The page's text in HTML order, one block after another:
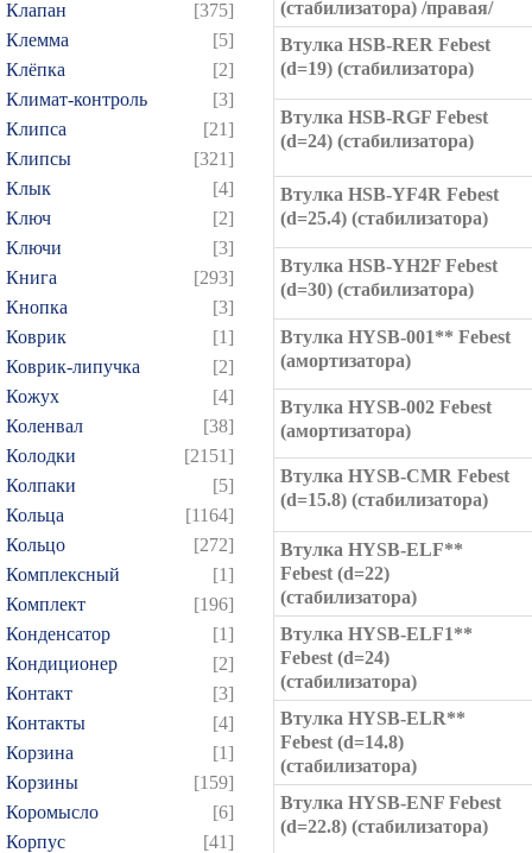
Клапан
[375]
Клемма
[5]
Клёпка
[2]
Климат-контроль
[3]
Клипса
[21]
Клипсы
[321]
Клык
[4]
Ключ
[2]
Ключи
[3]
Книга
[293]
Кнопка
[3]
Коврик
[1]
Коврик-липучка
[2]
Кожух
[4]
Коленвал
[38]
Колодки
[2151]
Колпаки
[5]
Кольца
[1164]
Кольцо
[272]
Комплексный
[1]
Комплект
[196]
Конденсатор
[1]
Кондиционер
[2]
Контакт
[3]
Контакты
[4]
Корзина
[1]
Корзины
[159]
Коромысло
[6]
Корпус
[41]
(стабилизатора) /правая/
Втулка HSB-RER Febest
(d=19) (стабилизатора)
Втулка HSB-RGF Febest
(d=24) (стабилизатора)
Втулка HSB-YF4R Febest
(d=25.4) (стабилизатора)
Втулка HSB-YH2F Febest
(d=30) (стабилизатора)
Втулка HYSB-001** Febest
(амортизатора)
Втулка HYSB-002 Febest
(амортизатора)
Втулка HYSB-CMR Febest
(d=15.8) (стабилизатора)
Втулка HYSB-ELF**
Febest (d=22)
(стабилизатора)
Втулка HYSB-ELF1**
Febest (d=24)
(стабилизатора)
Втулка HYSB-ELR**
Febest (d=14.8)
(стабилизатора)
Втулка HYSB-ENF Febest
(d=22.8) (стабилизатора)